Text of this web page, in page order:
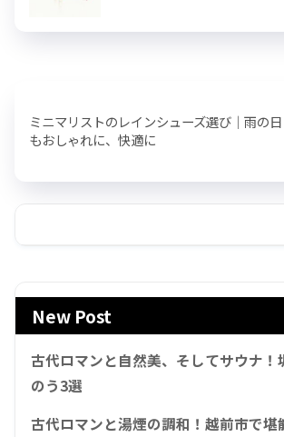
ミニマリストのレインシューズ選び｜雨の日
もおしゃれに、快適に
New Post
古代ロマンと自然美、そしてサウナ！
のう3選
古代ロマンと湯煙の調和！越前市で堪